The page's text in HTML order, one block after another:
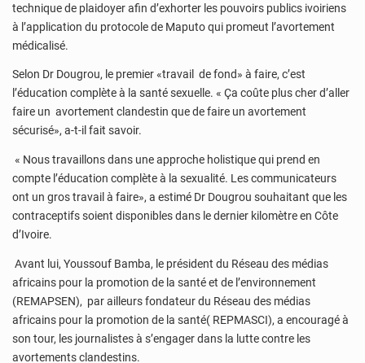
technique de plaidoyer afin d’exhorter les pouvoirs publics ivoiriens
à l’application du protocole de Maputo qui promeut l’avortement
médicalisé.
Selon Dr Dougrou, le premier «travail de fond» à faire, c’est
l’éducation complète à la santé sexuelle. « Ça coûte plus cher d’aller
faire un avortement clandestin que de faire un avortement
sécurisé», a-t-il fait savoir.
« Nous travaillons dans une approche holistique qui prend en
compte l’éducation complète à la sexualité. Les communicateurs
ont un gros travail à faire», a estimé Dr Dougrou souhaitant que les
contraceptifs soient disponibles dans le dernier kilomètre en Côte
d’Ivoire.
Avant lui, Youssouf Bamba, le président du Réseau des médias
africains pour la promotion de la santé et de l’environnement
(REMAPSEN), par ailleurs fondateur du Réseau des médias
africains pour la promotion de la santé( REPMASCI), a encouragé à
son tour, les journalistes à s’engager dans la lutte contre les
avortements clandestins.